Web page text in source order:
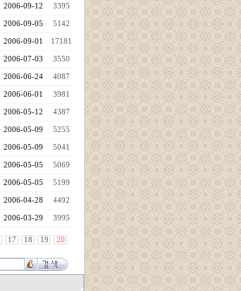
2006-09-12 3395
2006-09-05 5142
2006-09-01 17181
2006-07-03 3550
2006-06-24 4087
2006-06-01 3981
2006-05-12 4387
2006-05-09 5255
2006-05-09 5041
2006-05-05 5069
2006-05-05 5199
2006-04-28 4492
2006-03-29 3995
17 18 19 20